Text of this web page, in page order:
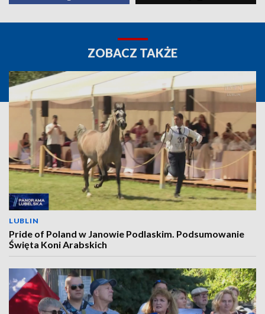
ZOBACZ TAKŻE
LUBLIN
Pride of Poland w Janowie Podlaskim. Podsumowanie
Święta Koni Arabskich